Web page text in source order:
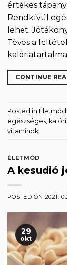
értékes
Rendkívül
lehet.
Téves a
kalóriatartalma
CONTINUE
Posted in Életmód
egészséges
vitaminok
ÉLETMÓD
A kesudió
POSTED ON
29
okt